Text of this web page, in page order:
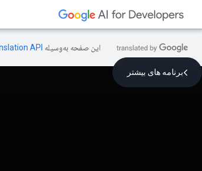
این صفحه به‌وسیله
برنامه های بیشتر